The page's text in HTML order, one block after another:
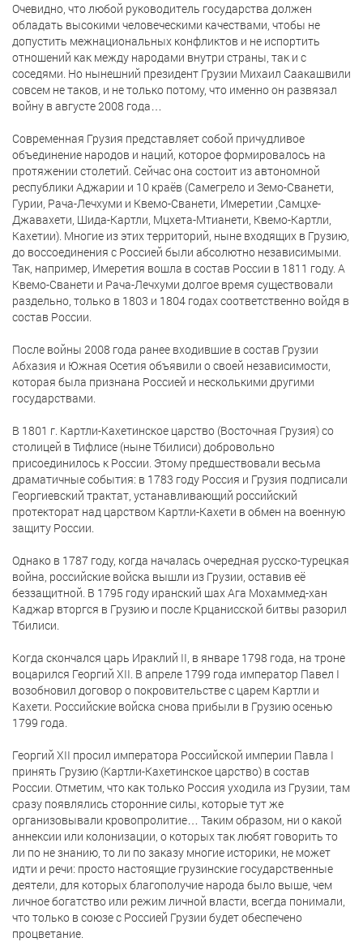
Очевидно, что любой руководитель государства должен
обладать высокими человеческими качествами, чтобы не
допустить межнациональных конфликтов и не испортить
отношений как между народами внутри страны, так и с
соседями. Но нынешний президент Грузии Михаил Саакашвили
совсем не таков, и не только потому, что именно он развязал
войну в августе 2008 года…
Современная Грузия представляет собой причудливое
объединение народов и наций, которое формировалось на
протяжении столетий. Сейчас она состоит из автономной
республики Аджарии и 10 краёв (Самегрело и Земо-Сванети,
Гурии, Рача-Лечхуми и Квемо-Сванети, Имеретии ,Самцхе-
Джавахети, Шида-Картли, Мцхета-Мтианети, Квемо-Картли,
Кахетии). Многие из этих территорий, ныне входящих в Грузию,
до воссоединения с Россией были абсолютно независимыми.
Так, например, Имеретия вошла в состав России в 1811 году. А
Квемо-Сванети и Рача-Лечхуми долгое время существовали
раздельно, только в 1803 и 1804 годах соответственно войдя в
состав России.
После войны 2008 года ранее входившие в состав Грузии
Абхазия и Южная Осетия объявили о своей независимости,
которая была признана Россией и несколькими другими
государствами.
В 1801 г. Картли-Кахетинское царство (Восточная Грузия) со
столицей в Тифлисе (ныне Тбилиси) добровольно
присоединилось к России. Этому предшествовали весьма
драматичные события: в 1783 году Россия и Грузия подписали
Георгиевский трактат, устанавливающий российский
протекторат над царством Картли-Кахети в обмен на военную
защиту России.
Однако в 1787 году, когда началась очередная русско-турецкая
война, российские войска вышли из Грузии, оставив её
беззащитной. В 1795 году иранский шах Ага Мохаммед-хан
Каджар вторгся в Грузию и после Крцанисской битвы разорил
Тбилиси.
Когда скончался царь Ираклий II, в январе 1798 года, на троне
воцарился Георгий XII. В апреле 1799 года император Павел I
возобновил договор о покровительстве с царем Картли и
Кахети. Российские войска снова прибыли в Грузию осенью
1799 года.
Георгий XII просил императора Российской империи Павла I
принять Грузию (Картли-Кахетинское царство) в состав
России. Отметим, что как только Россия уходила из Грузии, там
сразу появлялись сторонние силы, которые тут же
организовывали кровопролитие… Таким образом, ни о какой
аннексии или колонизации, о которых так любят говорить то
ли по не знанию, то ли по заказу многие историки, не может
идти и речи: просто настоящие грузинские государственные
деятели, для которых благополучие народа было выше, чем
личное богатство или режим личной власти, всегда понимали,
что только в союзе с Россией Грузии будет обеспечено
процветание.